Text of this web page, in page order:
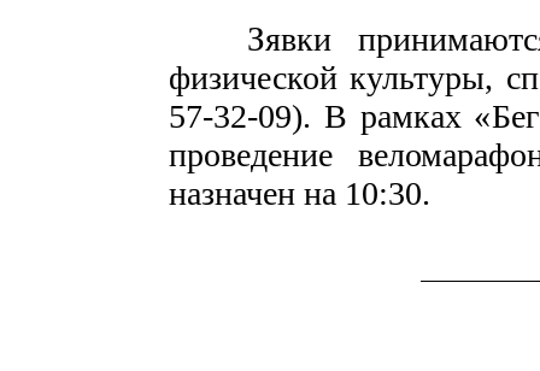
Зявки
физической культуры,
57-32-09). В рамках
проведение
назначен на 10:30.